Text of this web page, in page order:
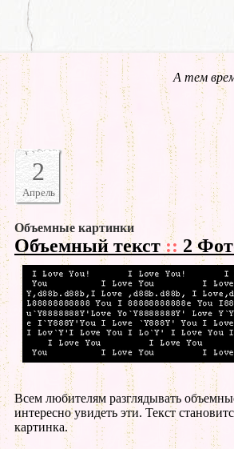
А тем
2
Апрель
Объемные картинки
Объемный текст:: 2
Всем любителям разглядывать
интересно увидеть эти. Текст
картинка.